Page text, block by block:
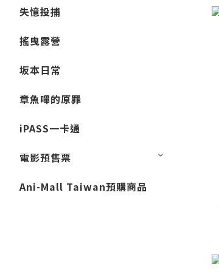
失憶投捕
搖曳露營
坂本日常
章魚嗶的原罪
iPASS一卡通
電影預售票
Ani-Mall Taiwan預購商品